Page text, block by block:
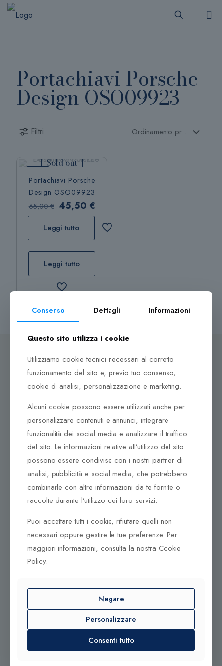
Portachiavi Porsche
Design OSO09923
Filtri
Sold out
Portachiavi Porsche
Design OSO09923
65,00€ Il
prezzo
originale
era:
65,00 €.
45,50 €Il
prezzo
attuale
è:
45,50 €.
Leggi tutto
Leggi tutto
Dove ci puoi trovare
Corso Italia, 161
Tel. +39 0932 683156
97100 Ragusa RG
Corso Vittorio Emanuele 79/A
Tel. +39 0933 942394
95042 Grammichele CT
© 2025 Gioielleria Bandiera
P.IVA:01235880885 | Sito realizzato daBSS SRL
Contattaci qui
Tel. +39 0932 683156
Tel. +39 0933 942394
info@bandiera1956.it
Lun - Sab
Consenso Dettagli Informazioni
Questo sito utilizza i cookie
Utilizziamo cookie tecnici necessari al corretto
funzionamento del sito e, previo tuo consenso,
cookie di analisi, personalizzazione e marketing.
Alcuni cookie possono essere utilizzati anche per
personalizzare contenuti e annunci, integrare
funzionalità dei social media e analizzare il traffico
del sito. Le informazioni relative all’utilizzo del sito
possono essere condivise con i nostri partner di
analisi, pubblicità e social media, che potrebbero
combinarle con altre informazioni da te fornite o
raccolte durante l’utilizzo dei loro servizi.
Puoi accettare tutti i cookie, rifiutare quelli non
necessari oppure gestire le tue preferenze. Per
maggiori informazioni, consulta la nostra Cookie
Policy.
Negare
Personalizzare
Consenti tutto